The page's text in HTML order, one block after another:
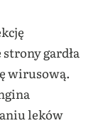
gardła
wirusową.
leków